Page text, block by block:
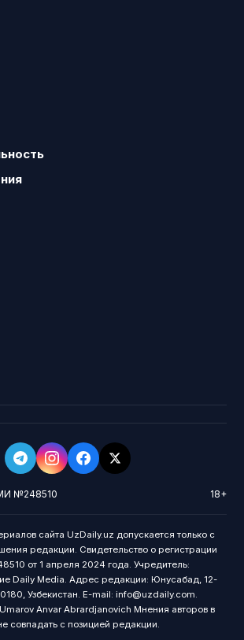
№248510 18+
сайта UzDaily.uz допускается только с
редакции. Свидетельство о регистрации
от 1 апреля 2024 года. Учредитель:
Daily Media. Адрес редакции: Юнусабад, 12-
Узбекистан. E-mail: info@uzdaily.com.
Anvar Abrardjanovich Мнения авторов в
совпадать с позицией редакции.